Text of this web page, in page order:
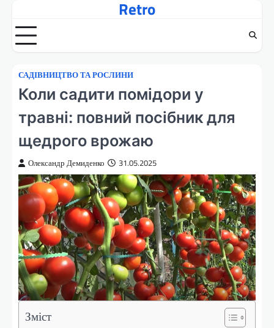
вмісту
Retro
САДІВНИЦТВО ТА РОСЛИНИ
Коли садити помідори у
травні: повний посібник для
щедрого врожаю
Олександр Демиденко 31.05.2025
Зміст